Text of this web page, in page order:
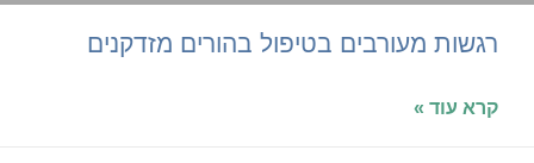
רגשות מעורבים בטיפול בהורים מזדקנים
קרא עוד »